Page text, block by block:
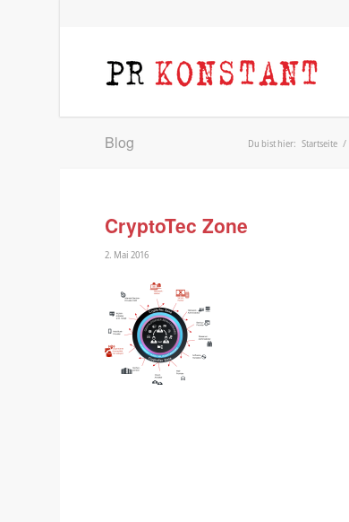
Blog Du bist hier: Startseite /
CryptoTec Zone
2. Mai 2016